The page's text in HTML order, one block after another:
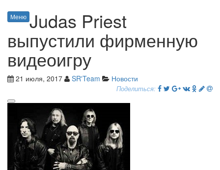
Меню Judas Priest
выпустили фирменную
видеоигру
21 июля, 2017 SR'Team Новости
Поделиться: